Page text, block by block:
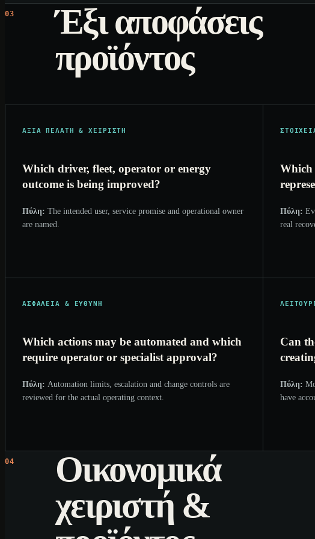
03
Έξι αποφάσεις
προϊόντος
ΑΞΊΑ ΠΕΛΆΤΗ & ΧΕΙΡΙΣΤΉ
Which driver, fleet, operator or energy
outcome is being improved?
Πύλη: The intended user, service promise and operational owner
are named.
Which
Πύλη:
real
ΑΣΦΆΛΕΙΑ & ΕΥΘΎΝΗ
Which actions may be automated and which
require operator or specialist approval?
Πύλη: Automation limits, escalation and change controls are
reviewed for the actual operating context.
Can
Πύλη:
have
04
Οικονομικά
χειριστή &